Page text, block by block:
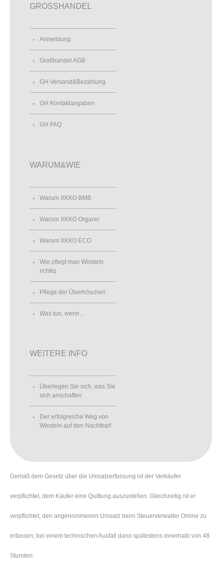
GROSSHANDEL
Anmeldung
Großhandel AGB
GH Versand&Bezahlung
GH Kontaktangaben
GH FAQ
WARUM&WIE
Warum XKKO BMB
Warum XKKO Organic
Warum XKKO ECO
Wie pflegt man Windeln
richtiq
Pflege der Überhöschen
Was tun, wenn…
WEITERE INFO
Überlegen Sie sich, was Sie
sich anschaffen
Der erfolgreiche Weg von
Windeln auf den Nachttopf
Gemäß dem Gesetz über die Umsatzerfassung ist der Verkäufer
verpflichtet, dem Käufer eine Quittung auszustellen. Gleichzeitig ist er
verpflichtet, den angenommenen Umsatz beim Steuerverwalter Online zu
erfassen; bei einem technischen Ausfall dann spätestens innerhalb von 48
Stunden.